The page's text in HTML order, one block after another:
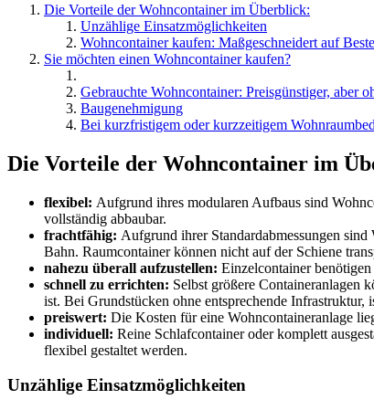
Die Vorteile der Wohncontainer im Überblick:
Unzählige Einsatzmöglichkeiten
Wohncontainer kaufen: Maßgeschneidert auf
Sie möchten einen Wohncontainer kaufen?
Gebrauchte Wohncontainer: Preisgünstiger, aber
Baugenehmigung
Bei kurzfristigem oder kurzzeitigem
Die Vorteile der Wohncontainer im
flexibel: Aufgrund ihres modularen Aufbaus sind
vollständig abbaubar.
frachtfähig: Aufgrund ihrer Standardabmessungen
Bahn. Raumcontainer können nicht auf der Schiene
nahezu überall aufzustellen: Einzelcontainer
schnell zu errichten: Selbst größere Containeranlagen
ist. Bei Grundstücken ohne entsprechende
preiswert: Die Kosten für eine Wohncontaineranlage
individuell: Reine Schlafcontainer oder komplett
flexibel gestaltet werden.
Unzählige Einsatzmöglichkeiten